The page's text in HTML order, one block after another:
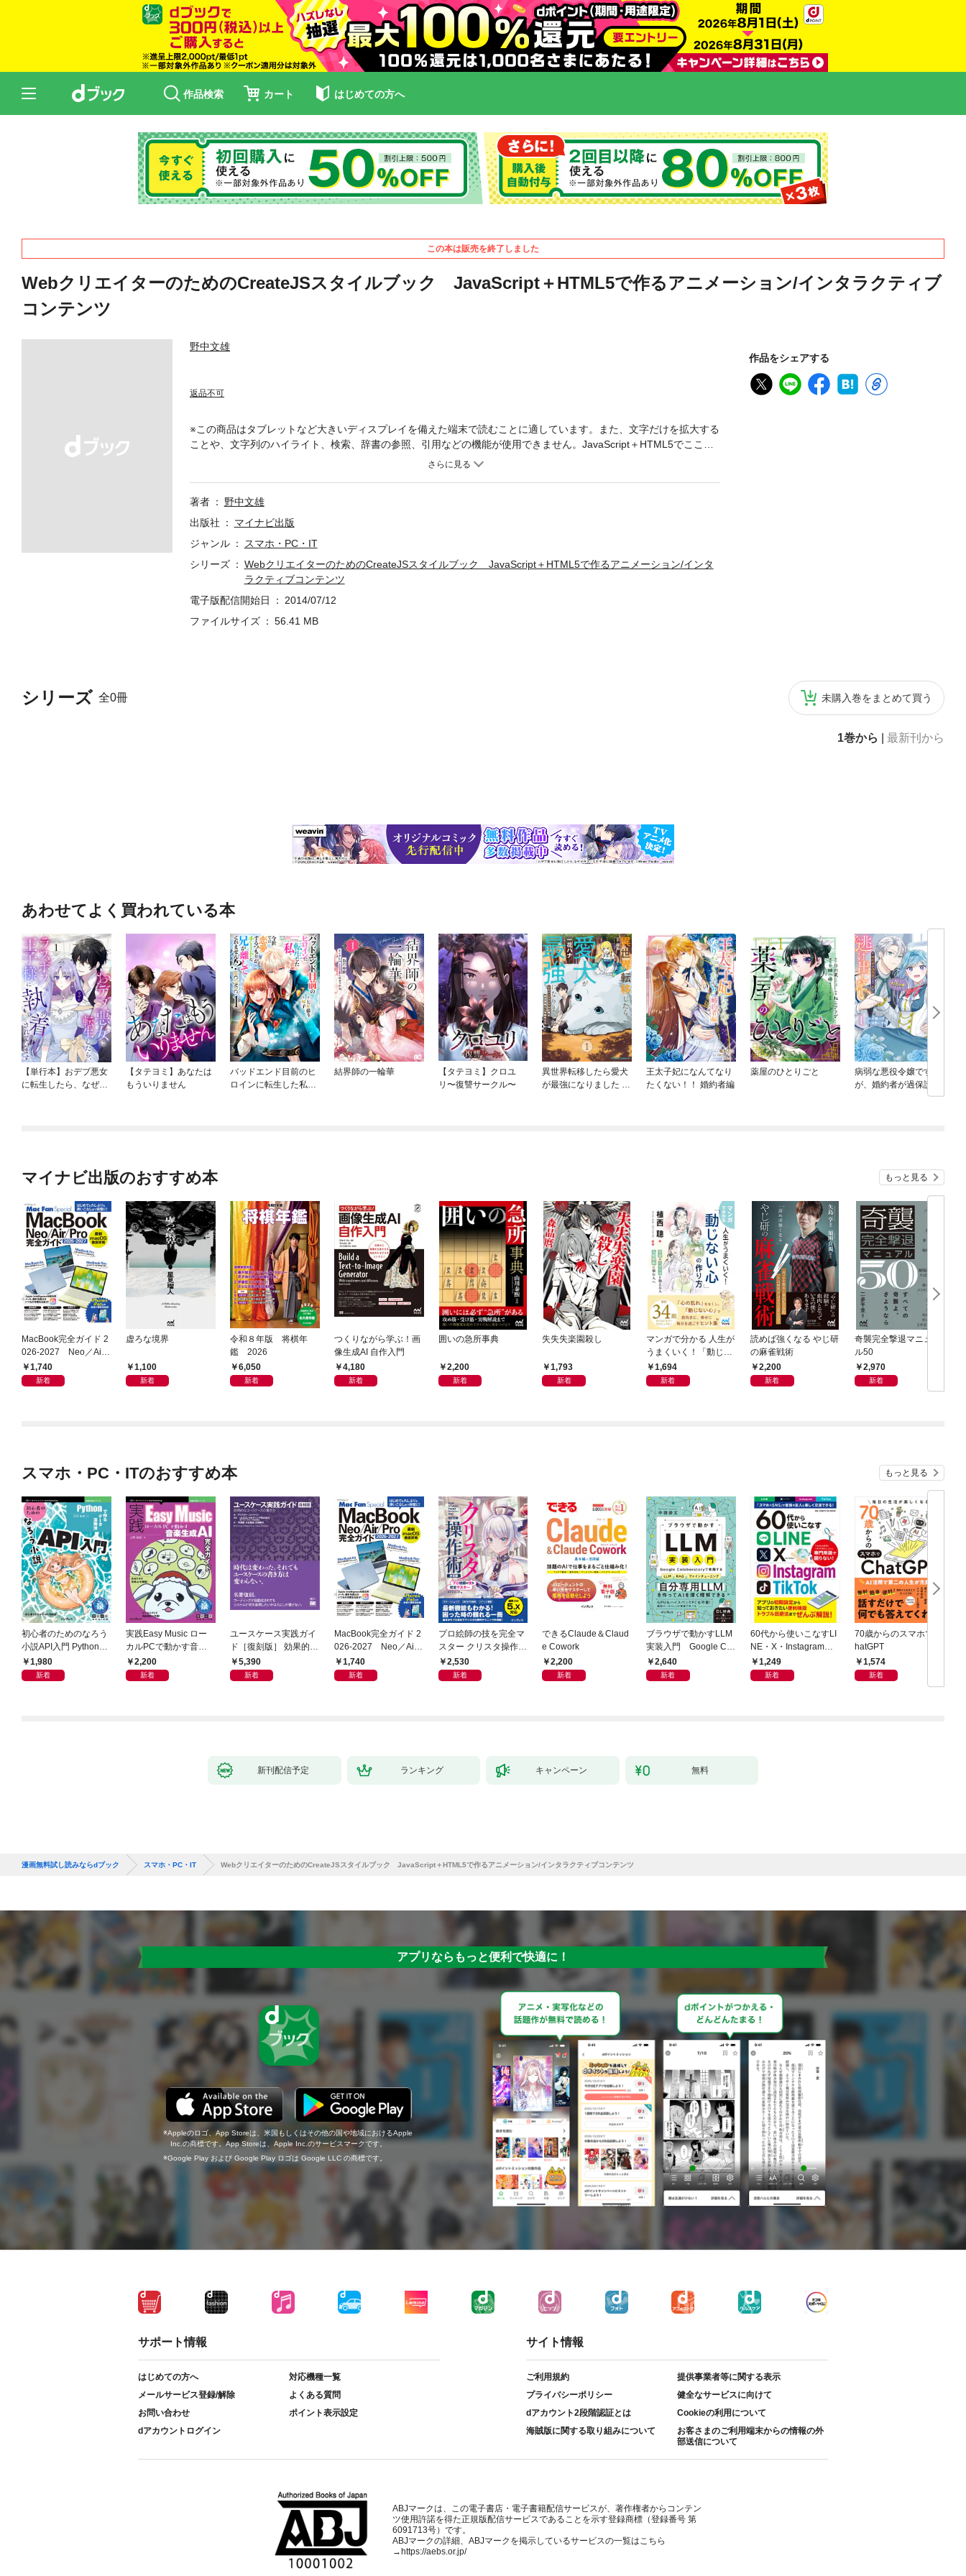
作品検索 カート はじめての方へ
この本は販売を終了しました
WebクリエイターのためのCreateJSスタイルブック JavaScript＋HTML5で作るアニメーション/インタラクティブ
コンテンツ
野中文雄
返品不可
作品をシェアする
シリーズ 全0冊 未購入巻をまとめて買う
1巻から 最新刊から
※この商品はタブレットなど大きいディスプレイを備えた端末で読むことに適しています。また、文字だけを拡大する
ことや、文字列のハイライト、検索、辞書の参照、引用などの機能が使用できません。JavaScript＋HTML5でここま
でダイナミックでインタラクティブな表現ができる！CreateJSは、HTML5のCanvas要素を使ってアニメーションや
本書ではCreateJSをどのように使えば良いか、どういう表現ができるのかを、サンプルを用いて丁寧に解説していき
ます。Chapter 01「CreateJSを始める前に」ではCreateJSのインストール、JavaScriptの基本解説、HTML5のCanva
本的な使い方を説明していきます。描画、アニメーション、外部画像の読み込み、マウス操作への対応、フィルタや
マスク、サウンドなど、CreateJSでできる様々なことを紹介します。Chapter 03「CreateJSを応用する」では応用例
として、数学や物理、および物理演算エンジンを使ってみます。これらの知識をCreateJSと組み合わせることで、ダ
イナミックでインタラクティブなコンテンツが作れます。Appendixでは、Flash Professionalとの連携や、JavaScript
たいWebクリエイターのための1冊です。■著者野中文雄（ノナカフミオ） 慶応義塾大学大学院経営管理研究科修
著者
野中文雄
出版社
マイナビ出版
ジャンル
スマホ・PC・IT
シリーズ
WebクリエイターのためのCreateJSスタイルブック JavaScript＋HTML5で作るアニメーション/インタ
ラクティブコンテンツ
電子版配信開始日
2014/07/12
ファイルサイズ
56.41 MB
あわせてよく買われている本
【単行本】おデブ悪女
に転生したら、なぜか
【タテヨミ】あなたは
もういりません
バッドエンド目前のヒ
ロインに転生した私、
結界師の一輪華
【タテヨミ】クロユ
リ〜復讐サークル〜
異世界転移したら愛犬
が最強になりました ～
王太子妃になんてなり
たくない！！ 婚約者編
薬屋のひとりごと
病弱な悪役令嬢です
が、婚約者が過保護す
ぎて逃げ出したい(私た
マイナビ出版のおすすめ本 もっと見る
MacBook完全ガイド 2
026-2027 Neo／Air
／Pro対応
1,740
新着
虚ろな境界
1,100
新着
令和８年版 将棋年
鑑 2026
6,050
新着
つくりながら学ぶ！画
像生成AI 自作入門
4,180
新着
囲いの急所事典
2,200
新着
失失失楽園殺し
1,793
新着
マンガで分かる 人生が
うまくいく！「動じな
い心」の作り方
1,694
新着
読めば強くなる やじ研
の麻雀戦術
2,200
新着
奇襲完全撃退マニュア
ル50
2,970
新着
スマホ・PC・ITのおすすめ本 もっと見る
初心者のためのなろう
小説API入門 Pythonで
作るデータ活用法
1,980
新着
実践Easy Music ロー
カルPCで動かす音楽
生成AI完全ガイド
2,200
新着
ユースケース実践ガイ
ド［復刻版］ 効果的な
ユースケースの書き方
5,390
新着
MacBook完全ガイド 2
026-2027 Neo／Air
／Pro対応
1,740
新着
プロ絵師の技を完全マ
スター クリスタ操作術
決定版 改訂2版 CLIP S
TUDIO PAINT PRO/E
2,530
新着
できるClaude＆Claud
e Cowork
2,200
新着
ブラウザで動かすLLM
実装入門 Google Col
aboratoryで実践するL
LM・RAG・ファイン
2,640
新着
60代から使いこなすLI
NE・X・Instagram・T
ikTok
1,249
新着
70歳からのスマホでC
hatGPT
1,574
新着
新刊配信予定 ランキング キャンペーン 無料
漫画無料試し読みならdブック スマホ・PC・IT WebクリエイターのためのCreateJSスタイルブック JavaScript＋HTML5で作るアニメーション/インタラクティブコンテンツ
アプリならもっと便利で快適に！
Appleのロゴ、App Storeは、米国もしくはその他の国や地域におけるApple
Inc.の商標です。App Storeは、Apple Inc.のサービスマークです。
Google Play および Google Play ロゴは Google LLC の商標です。
サポート情報
はじめての方へ
対応機種一覧
メールサービス登録/解除
よくある質問
お問い合わせ
ポイント表示設定
dアカウントログイン
サイト情報
ご利用規約
提供事業者等に関する表示
プライバシーポリシー
健全なサービスに向けて
dアカウント2段階認証とは
Cookieの利用について
海賊版に関する取り組みについて
お客さまのご利用端末からの情報の外
部送信について
ABJマークは、この電子書店・電子書籍配信サービスが、著作権者からコンテン
ツ使用許諾を得た正規版配信サービスであることを示す登録商標（登録番号 第
6091713号）です。
ABJマークの詳細、ABJマークを掲示しているサービスの一覧はこちら
→https://aebs.or.jp/